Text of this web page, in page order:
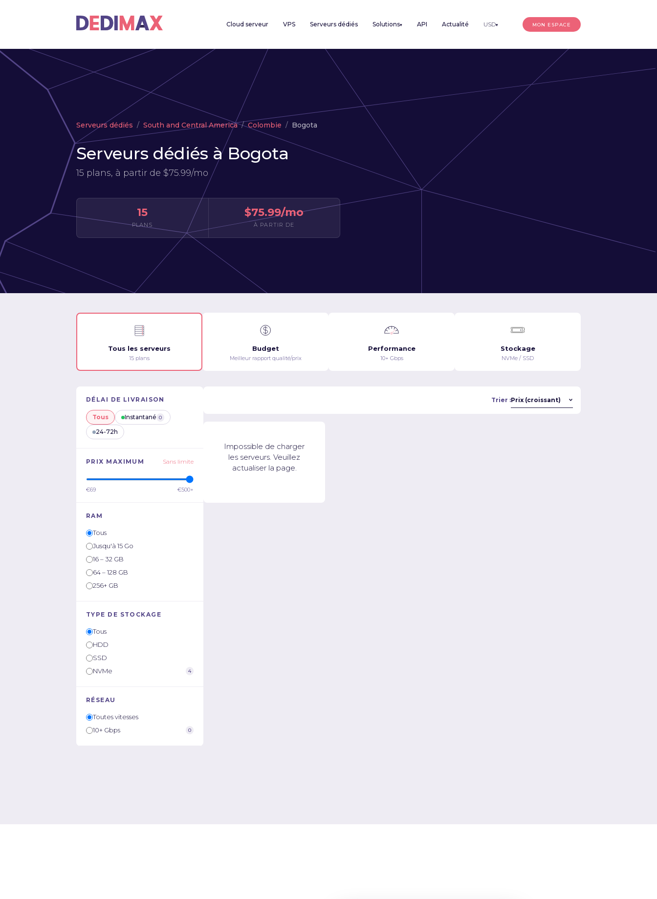
Cloud serveur VPS Serveurs dédiés Solutions▾ API Actualité USD▾ MON ESPACE
Serveurs dédiés South and Central America Colombie Bogota
Serveurs dédiés à Bogota
15 plans, à partir de $75.99/mo
15
PLANS
$75.99/mo
À PARTIR DE
Tous les serveurs
15 plans
Budget
Meilleur rapport qualité/prix
Performance
10+ Gbps
Stockage
NVMe / SSD
DÉLAI DE LIVRAISON
Tous Instantané 0
24-72h
PRIX MAXIMUM Sans limite
€69 €500+
RAM
Tous
Jusqu'à 15 Go
16 – 32 GB
64 – 128 GB
256+ GB
TYPE DE STOCKAGE
Tous
HDD
SSD
NVMe
4
RÉSEAU
Toutes vitesses
10+ Gbps
0
Trier :
Impossible de charger
les serveurs. Veuillez
actualiser la page.